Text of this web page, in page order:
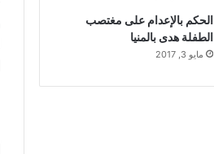
الحكم بالإعدام على مغتصب
الطفلة هدى بالمنيا
مايو 3, 2017